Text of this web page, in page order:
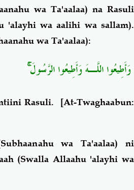
wa Ta'aalaa) na Rasuli
'alayhi wa aalihi wa sallam).
wa Ta'aalaa):
وَأَطِيعُوا اللَّـهَ وَأَطِيعُوا الرَّسُولَ ۚ
Rasuli.
[At-Twaghaabun:
wa Ta'aalaa) ni
(Swalla Allaahu 'alayhi wa